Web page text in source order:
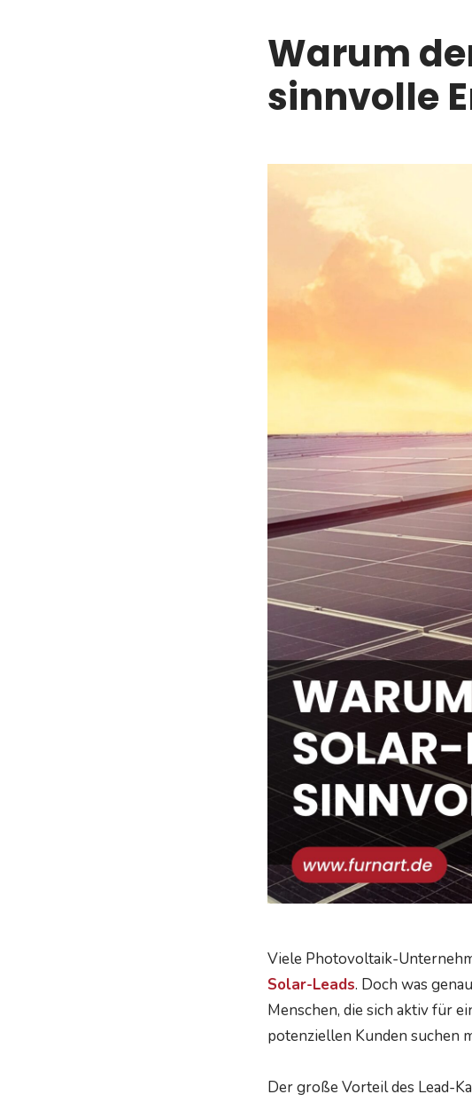
Warum
sinnvolle
Viele Photovoltaik-
Solar-Leads. Doch was
Menschen, die sich aktiv für
potenziellen Kunden suchen
Der große Vorteil des Lead-